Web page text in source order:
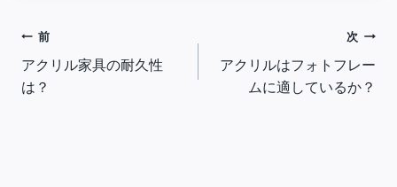
投
稿
前
アクリル家具の耐久性
は？
次
アクリルはフォトフレー
ムに適しているか？